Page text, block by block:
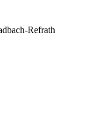
Refrath